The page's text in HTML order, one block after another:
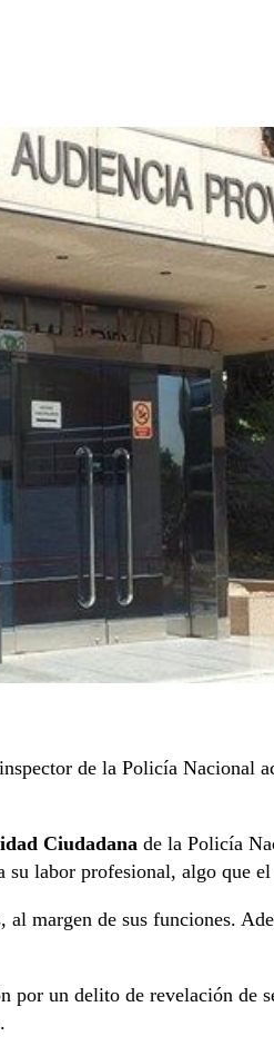
de la Policía Nacional
Ciudadana de la Policía
su labor profesional, algo que
margen de sus funciones.
un delito de revelación de